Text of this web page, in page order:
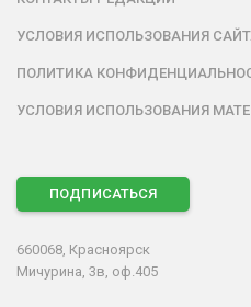
УСЛОВИЯ ИСПОЛЬЗОВАНИЯ
ПОЛИТИКА
УСЛОВИЯ ИСПОЛЬЗОВАНИЯ
ПОДПИСАТЬСЯ
660068, Красноярск
Мичурина, 3в, оф.405